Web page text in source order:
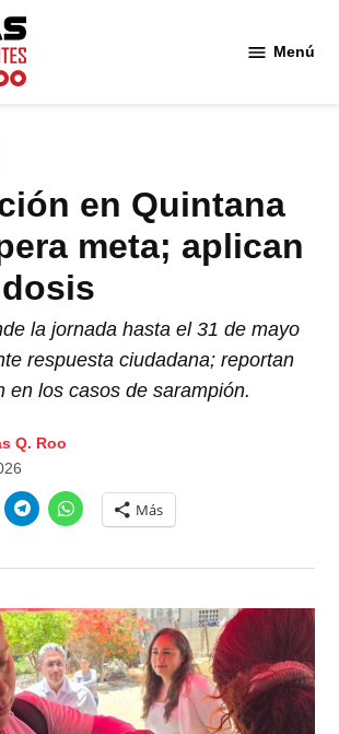
Menú
en Quintana
meta; aplican
la jornada hasta el 31 de mayo
respuesta ciudadana; reportan
en los casos de sarampión.
Q. Roo
Haz
clic
abre
en
una
ventana
nueva)
Haz
clic
abre
en
una
ventana
nueva)
Más